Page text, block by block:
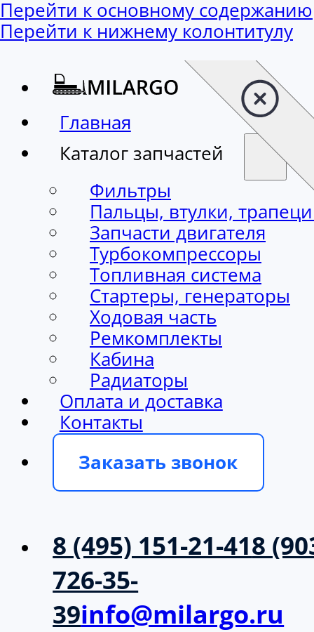
Перейти к основному содержанию
Перейти к нижнему колонтитулу
Главная
Каталог запчастей
Фильтры
Пальцы, втулки,
Запчасти двигателя
Турбокомпрессоры
Топливная система
Стартеры, генераторы
Ходовая часть
Ремкомплекты
Кабина
Радиаторы
Оплата и доставка
Контакты
Заказать звонок
8 (495) 151-21-418
726-35-
39info@milargo.ru